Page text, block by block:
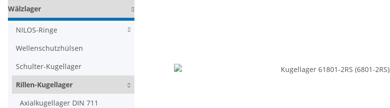
Wälzlager
NILOS-Ringe
Wellenschutzhülsen
Schulter-Kugellager
Rillen-Kugellager
Axialkugellager DIN 711